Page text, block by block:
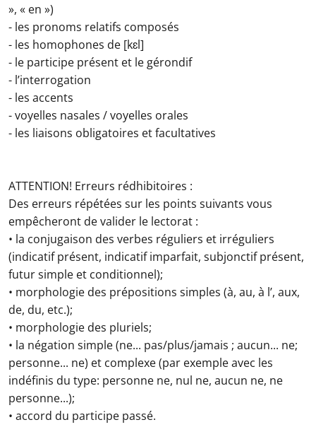
», « en »)
- les pronoms relatifs composés
- les homophones de [kɛl]
- le participe présent et le gérondif
- l’interrogation
- les accents
- voyelles nasales / voyelles orales
- les liaisons obligatoires et facultatives
ATTENTION! Erreurs rédhibitoires :
Des erreurs répétées sur les points suivants vous
empêcheront de valider le lectorat :
• la conjugaison des verbes réguliers et irréguliers
(indicatif présent, indicatif imparfait, subjonctif présent,
futur simple et conditionnel);
• morphologie des prépositions simples (à, au, à l’, aux,
de, du, etc.);
• morphologie des pluriels;
• la négation simple (ne... pas/plus/jamais ; aucun... ne;
personne... ne) et complexe (par exemple avec les
indéfinis du type: personne ne, nul ne, aucun ne, ne
personne...);
• accord du participe passé.